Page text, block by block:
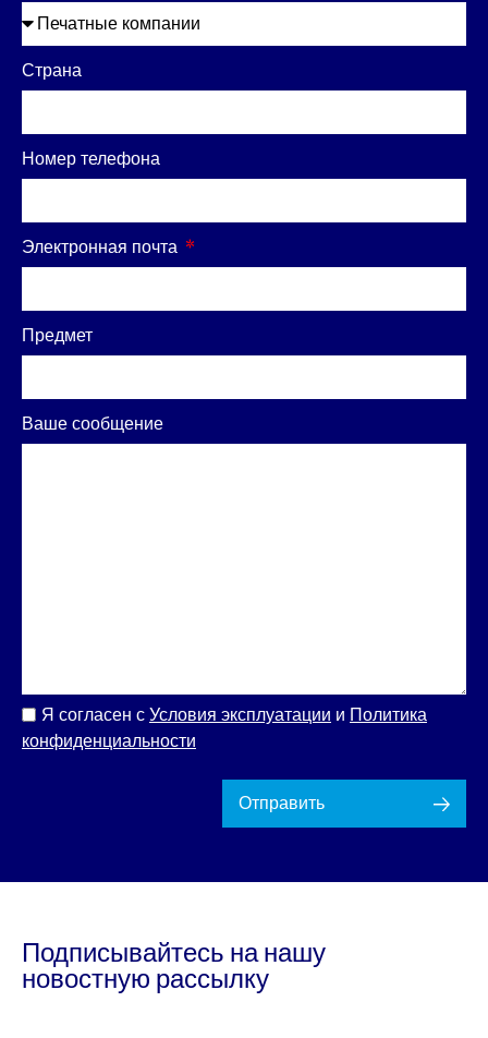
Страна
Номер телефона
Электронная почта
Предмет
Ваше сообщение
Я согласен сУсловия эксплуатации и Политика
конфиденциальности
Отправить
Подписывайтесь на нашу
новостную рассылку